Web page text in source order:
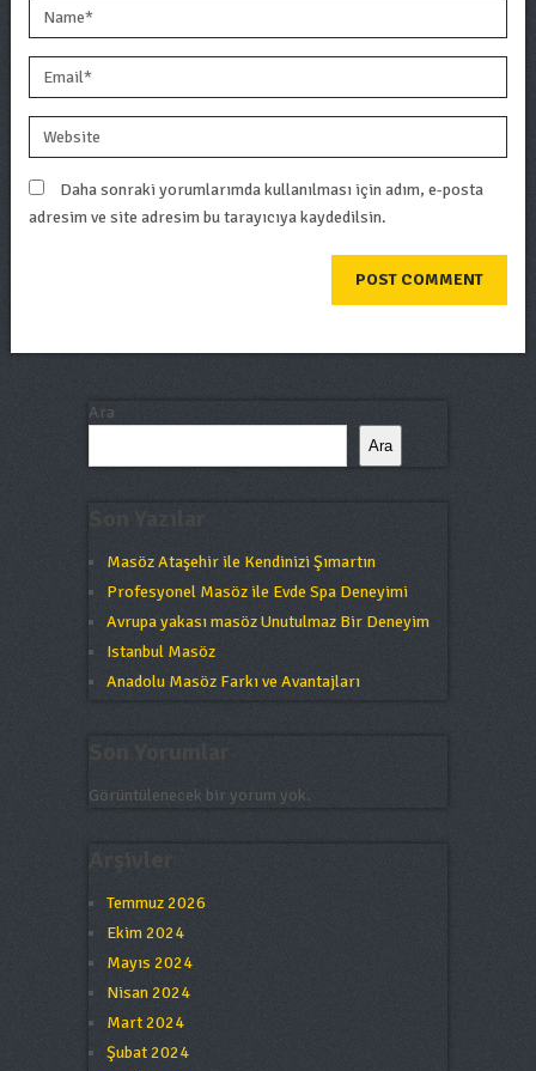
Daha sonraki yorumlarımda kullanılması için adım, e-posta
adresim ve site adresim bu tarayıcıya kaydedilsin.
Ara
Ara
Masöz Ataşehir ile Kendinizi Şımartın
Profesyonel Masöz ile Evde Spa Deneyimi
Avrupa yakası masöz Unutulmaz Bir Deneyim
Istanbul Masöz
Anadolu Masöz Farkı ve Avantajları
Görüntülenecek bir yorum yok.
Temmuz 2026
Ekim 2024
Mayıs 2024
Nisan 2024
Mart 2024
Şubat 2024